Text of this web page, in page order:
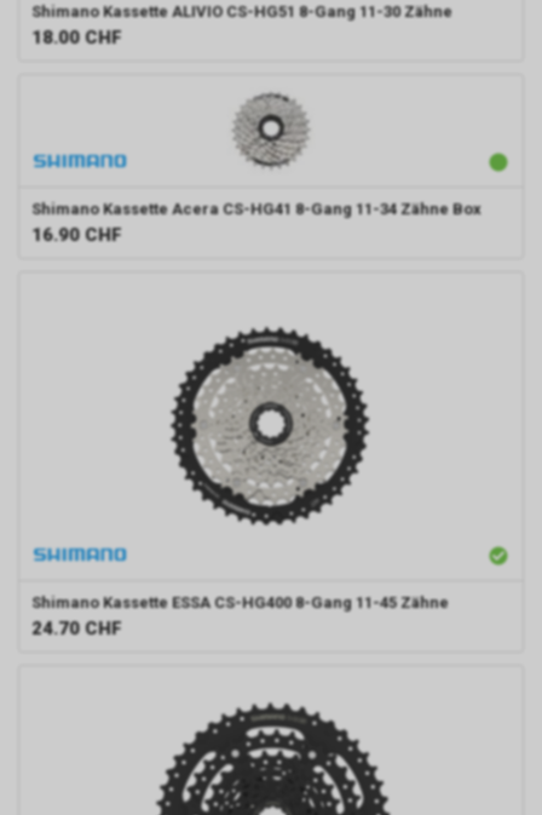
Shimano Kassette ALIVIO CS-HG51 8-Gang 11-30 Zähne
18.00 CHF
Shimano Kassette Acera CS-HG41 8-Gang 11-34 Zähne Box
16.90 CHF
Shimano Kassette ESSA CS-HG400 8-Gang 11-45 Zähne
24.70 CHF